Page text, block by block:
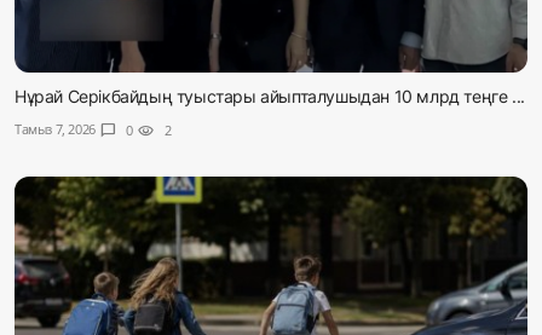
Нұрай Серікбайдың туыстары айыпталушыдан 10 млрд теңге ...
Тамыз 7, 2026 chat_bubble 0 visibility 2